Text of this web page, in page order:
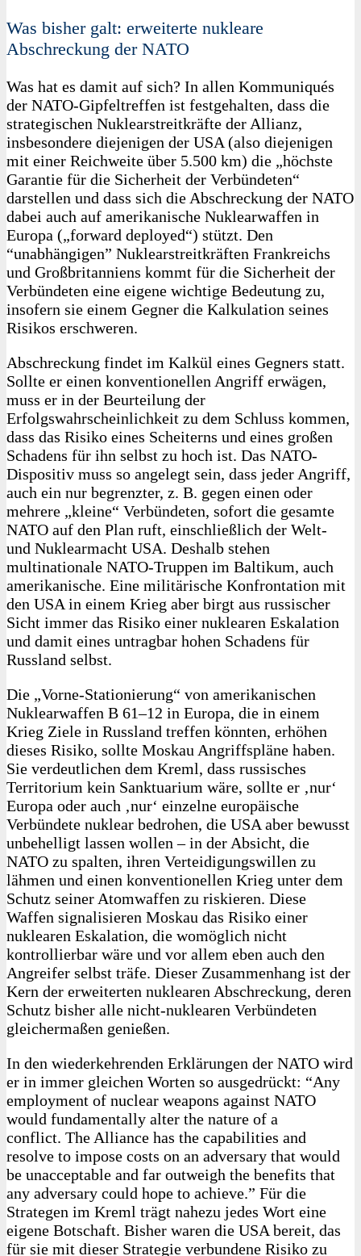
Was bisher galt: erweiterte nukleare
Abschreckung der NATO
Was hat es damit auf sich? In allen Kommuniqués
der NATO-Gipfeltreffen ist festgehalten, dass die
strategischen Nuklearstreitkräfte der Allianz,
insbesondere diejenigen der USA (also diejenigen
mit einer Reichweite über 5.500 km) die „höchste
Garantie für die Sicherheit der Verbündeten“
darstellen und dass sich die Abschreckung der NATO
dabei auch auf amerikanische Nuklearwaffen in
Europa („forward deployed“) stützt. Den
“unabhängigen” Nuklearstreitkräften Frankreichs
und Großbritanniens kommt für die Sicherheit der
Verbündeten eine eigene wichtige Bedeutung zu,
insofern sie einem Gegner die Kalkulation seines
Risikos erschweren.
Abschreckung findet im Kalkül eines Gegners statt.
Sollte er einen konventionellen Angriff erwägen,
muss er in der Beurteilung der
Erfolgswahrscheinlichkeit zu dem Schluss kommen,
dass das Risiko eines Scheiterns und eines großen
Schadens für ihn selbst zu hoch ist. Das NATO-
Dispositiv muss so angelegt sein, dass jeder Angriff,
auch ein nur begrenzter, z. B. gegen einen oder
mehrere „kleine“ Verbündeten, sofort die gesamte
NATO auf den Plan ruft, einschließlich der Welt-
und Nu­klearmacht USA. Deshalb stehen
multinationale NATO-Truppen im Baltikum, auch
amerikanische. Eine militärische Konfrontation mit
den USA in einem Krieg aber birgt aus russischer
Sicht immer das Risiko einer nuklearen Eskalation
und damit eines untragbar hohen Schadens für
Russland selbst.
Die „Vorne-Statio­nierung“ von amerikanischen
Nuklearwaffen B 61–12 in Europa, die in einem
Krieg Ziele in Russland treffen könnten, erhöhen
dieses Risiko, sollte Moskau Angriffspläne haben.
Sie verdeutlichen dem Kreml, dass russisches
Territorium kein Sanktua­rium wäre, sollte er ‚nur‘
Europa oder auch ‚nur‘ einzelne europäische
Verbündete nuklear bedrohen, die USA aber bewusst
unbehelligt lassen wollen – in der Absicht, die
NATO zu spalten, ihren Verteidigungswillen zu
lähmen und einen konventionellen Krieg unter dem
Schutz seiner Atomwaffen zu riskieren. Diese
Waffen signalisieren Moskau das Risiko einer
nuklearen Eskalation, die womöglich nicht
kontrollierbar wäre und vor allem eben auch den
Angreifer selbst träfe. Dieser Zusammenhang ist der
Kern der erweiter­ten nuklearen Abschreckung, deren
Schutz bisher alle nicht-nuklearen Verbündeten
gleichermaßen genießen.
In den wiederkehrenden Erklärungen der NATO wird
er in immer gleichen Worten so ausgedrückt: “Any
employment of nuclear weapons against NATO
would fundamentally alter the nature of a
conflict. The Alliance has the capabilities and
resolve to impose costs on an adversary that would
be unacceptable and far outweigh the benefits that
any adversary could hope to achieve.” Für die
Strategen im Kreml trägt nahezu jedes Wort eine
eigene Botschaft. Bisher waren die USA bereit, das
für sie mit dieser Strategie verbundene Risiko zu